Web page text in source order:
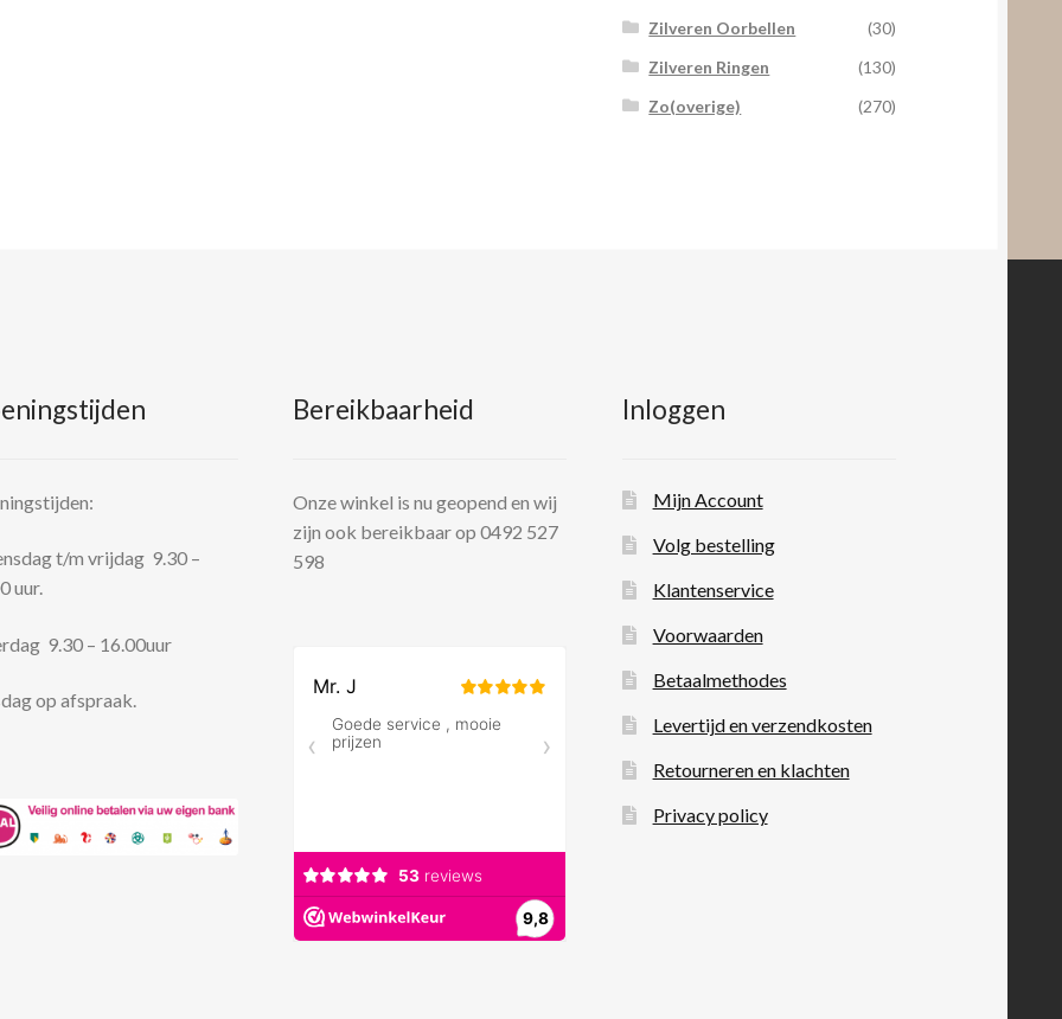
Zilveren Oorbellen
(30)
Zilveren Ringen
(130)
Zo(overige)
(270)
t/m vrijdag 9.30 –
uur.
9.30 – 16.00uur
op afspraak.
Bereikbaarheid
Onze winkel is nu geopend en wij
zijn ook bereikbaar op 0492 527
598
Inloggen
Mijn Account
Volg bestelling
Klantenservice
Voorwaarden
Betaalmethodes
Levertijd en verzendkosten
Retourneren en klachten
Privacy policy